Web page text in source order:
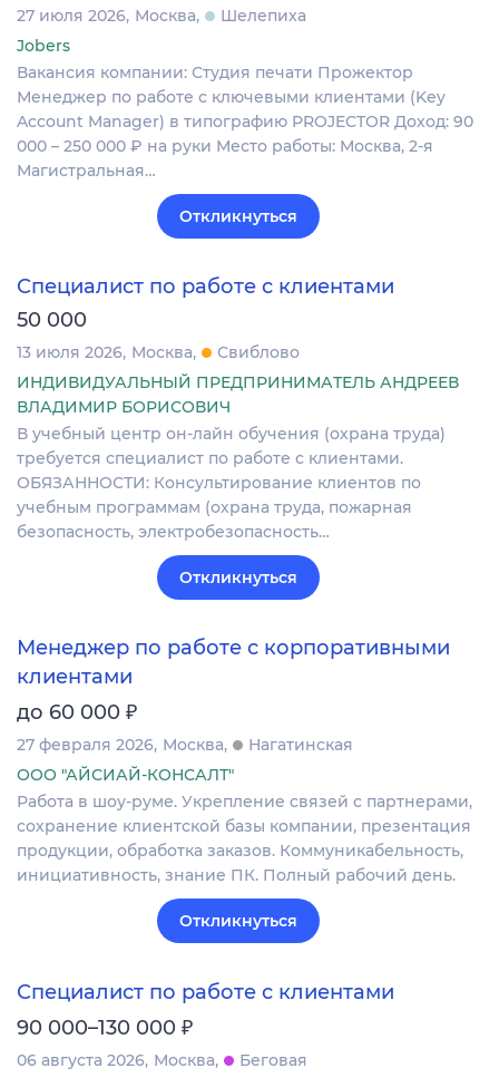
27 июля 2026 Москва
Шелепиха
Jobers
Вакансия компании: Студия печати Прожектор
Менеджер по работе с ключевыми клиентами (Key
Account Manager) в типографию PROJECTOR Доход: 90
000 – 250 000 ₽ на руки Место работы: Москва, 2-я
Магистральная…
Откликнуться
Специалист по работе с клиентами
50 000
13 июля 2026 Москва
Свиблово
ИНДИВИДУАЛЬНЫЙ ПРЕДПРИНИМАТЕЛЬ АНДРЕЕВ
ВЛАДИМИР БОРИСОВИЧ
В учебный центр он-лайн обучения (охрана труда)
требуется специалист по работе с клиентами.
ОБЯЗАННОСТИ: Консультирование клиентов по
учебным программам (охрана труда, пожарная
безопасность, электробезопасность…
Откликнуться
Менеджер по работе с корпоративными
клиентами
до 60 000 ₽
27 февраля 2026 Москва
Нагатинская
ООО "АЙСИАЙ-КОНСАЛТ"
Работа в шоу-руме. Укрепление связей с партнерами,
сохранение клиентской базы компании, презентация
продукции, обработка заказов. Коммуникабельность,
инициативность, знание ПК. Полный рабочий день.
Откликнуться
Специалист по работе с клиентами
90 000–130 000 ₽
06 августа 2026 Москва
Беговая